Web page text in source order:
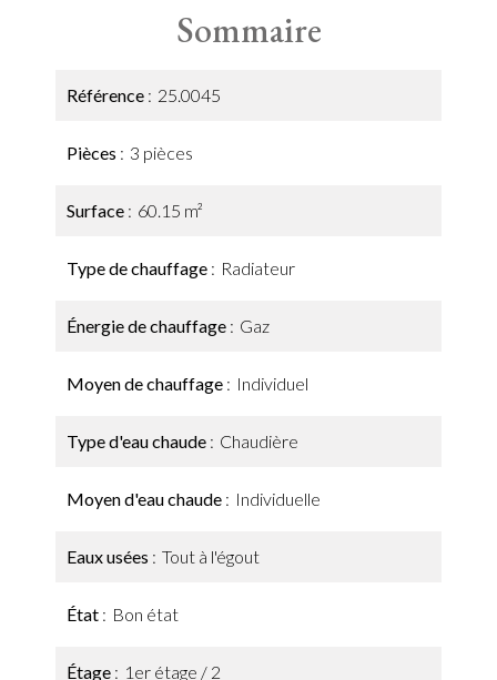
Sommaire
Référence 25.0045
Pièces 3 pièces
Surface 60.15 m²
Type de chauffage Radiateur
Énergie de chauffage Gaz
Moyen de chauffage Individuel
Type d'eau chaude Chaudière
Moyen d'eau chaude Individuelle
Eaux usées Tout à l'égout
État Bon état
Étage 1er étage / 2